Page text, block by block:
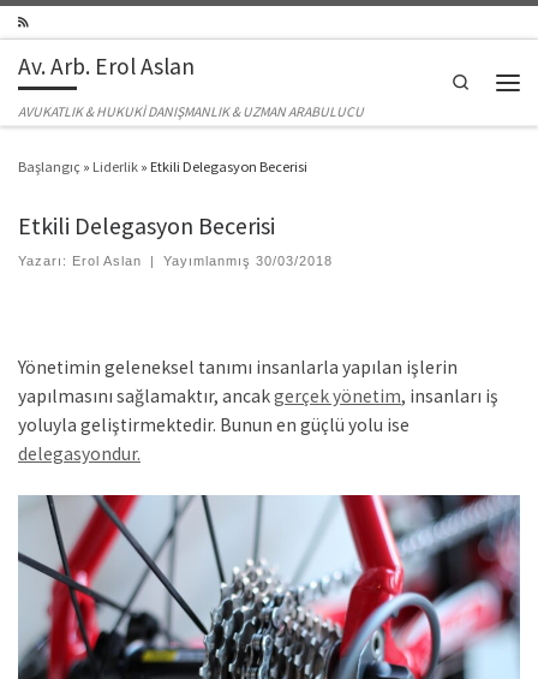
Av. Arb. Erol Aslan
AVUKATLIK & HUKUKİ DANIŞMANLIK & UZMAN ARABULUCU
Search
Başlangıç » Liderlik » Etkili Delegasyon Becerisi
Etkili Delegasyon Becerisi
Yazarı: Erol Aslan | Yayımlanmış 30/03/2018
Yönetimin geleneksel tanımı insanlarla yapılan işlerin
yapılmasını sağlamaktır, ancakgerçek yönetim, insanları iş
yoluyla geliştirmektedir. Bunun en güçlü yolu ise
delegasyondur.